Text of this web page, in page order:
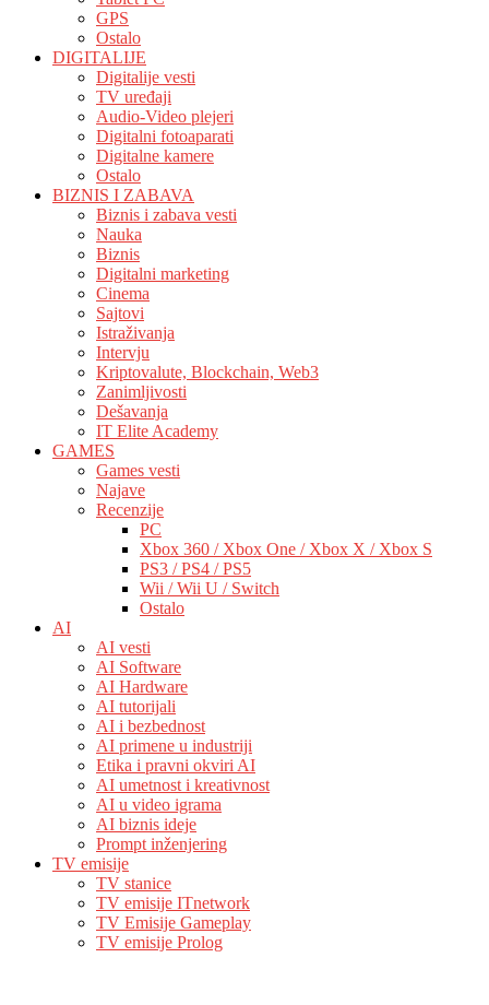
GPS
Ostalo
DIGITALIJE
Digitalije vesti
TV uređaji
Audio-Video plejeri
Digitalni fotoaparati
Digitalne kamere
Ostalo
BIZNIS I ZABAVA
Biznis i zabava vesti
Nauka
Biznis
Digitalni marketing
Cinema
Sajtovi
Istraživanja
Intervju
Kriptovalute, Blockchain, Web3
Zanimljivosti
Dešavanja
IT Elite Academy
GAMES
Games vesti
Najave
Recenzije
PC
Xbox 360 / Xbox One / Xbox X / Xbox S
PS3 / PS4 / PS5
Wii / Wii U / Switch
Ostalo
AI
AI vesti
AI Software
AI Hardware
AI tutorijali
AI i bezbednost
AI primene u industriji
Etika i pravni okviri AI
AI umetnost i kreativnost
AI u video igrama
AI biznis ideje
Prompt inženjering
TV emisije
TV stanice
TV emisije ITnetwork
TV Emisije Gameplay
TV emisije Prolog